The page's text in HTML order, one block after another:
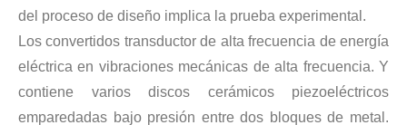
Tecnología de esterilización e inactivación ultrasónica
del proceso de diseño implica la prueba experimental.
Los convertidos transductor de alta frecuencia de energía
eléctrica en vibraciones mecánicas de alta frecuencia. Y
contiene varios discos cerámicos piezoeléctricos
emparedadas bajo presión entre dos bloques de metal.